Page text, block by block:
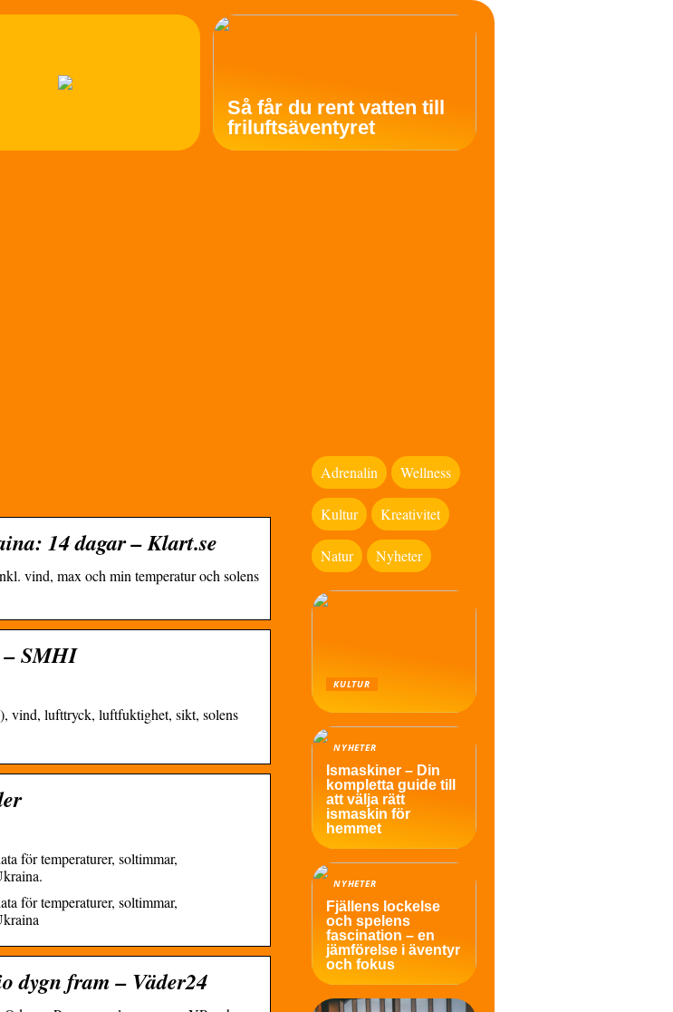
Så får du rent vatten till
friluftsäventyret
14 dagar – Klart.se
vind, max och min temperatur och solens
– SMHI
vind, lufttryck, luftfuktighet, sikt, solens
för temperaturer, soltimmar,
för temperaturer, soltimmar,
dygn fram – Väder24
Adrenalin Wellness
Kultur Kreativitet
Natur Nyheter
KULTUR
NYHETER
Ismaskiner – Din
kompletta guide till
att välja rätt
ismaskin för
hemmet
NYHETER
Fjällens lockelse
och spelens
fascination – en
jämförelse i äventyr
och fokus